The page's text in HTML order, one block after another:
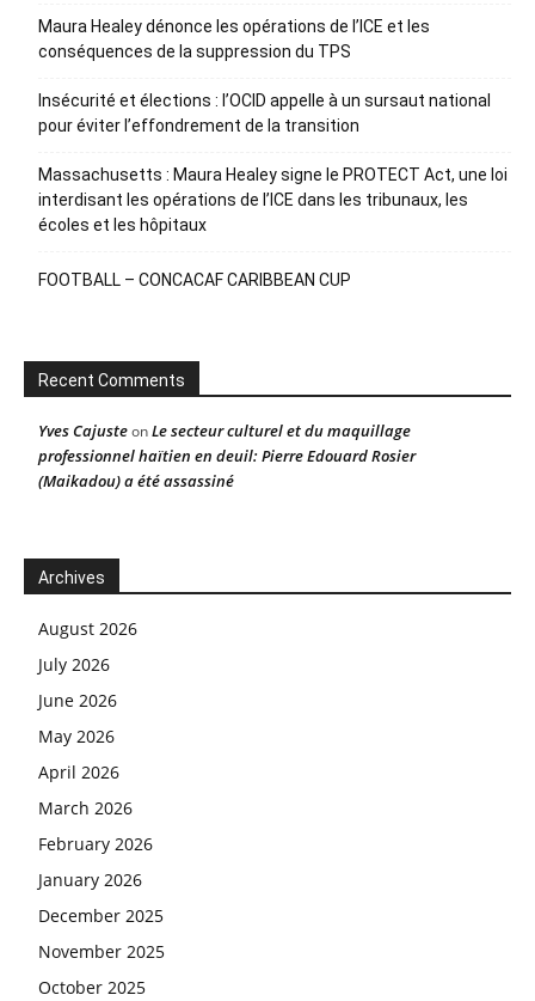
Maura Healey dénonce les opérations de l’ICE et les
conséquences de la suppression du TPS
Insécurité et élections : l’OCID appelle à un sursaut national
pour éviter l’effondrement de la transition
Massachusetts : Maura Healey signe le PROTECT Act, une loi
interdisant les opérations de l’ICE dans les tribunaux, les
écoles et les hôpitaux
FOOTBALL – CONCACAF CARIBBEAN CUP
Recent Comments
Yves CajusteonLe secteur culturel et du maquillage
professionnel haïtien en deuil: Pierre Edouard Rosier
(Maikadou) a été assassiné
Archives
August 2026
July 2026
June 2026
May 2026
April 2026
March 2026
February 2026
January 2026
December 2025
November 2025
October 2025